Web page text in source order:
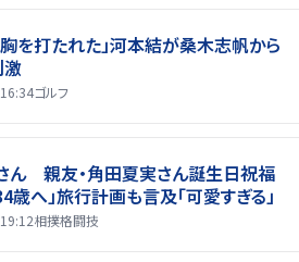
胸を打たれた」河本結が桑木志帆から
激
ゴルフ
ん 親友・角田夏実さん誕生日祝福
歳へ」旅行計画も言及「可愛すぎる」
相撲格闘技